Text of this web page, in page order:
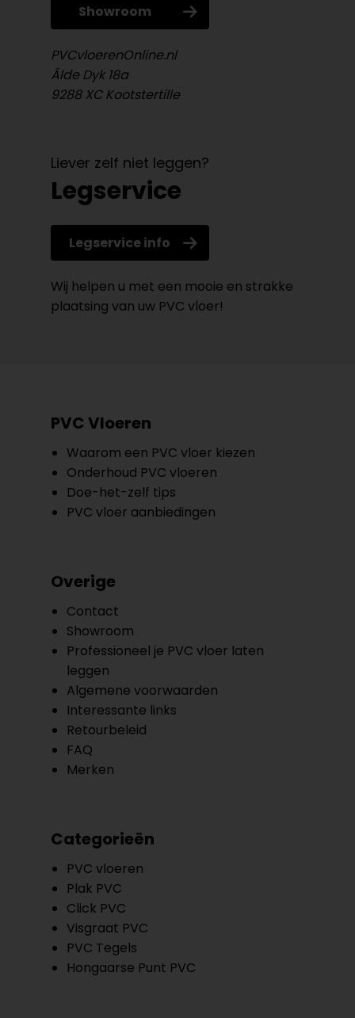
Showroom
PVCvloerenOnline.nl
Âlde Dyk 18a
9288 XC Kootstertille
Liever zelf niet leggen?
Legservice
Legservice info
Wij helpen u met een mooie en strakke
plaatsing van uw PVC vloer!
PVC Vloeren
Waarom een PVC vloer kiezen
Onderhoud PVC vloeren
Doe-het-zelf tips
PVC vloer aanbiedingen
Overige
Contact
Showroom
Professioneel je PVC vloer laten
leggen
Algemene voorwaarden
Interessante links
Retourbeleid
FAQ
Merken
Categorieën
PVC vloeren
Plak PVC
Click PVC
Visgraat PVC
PVC Tegels
Hongaarse Punt PVC